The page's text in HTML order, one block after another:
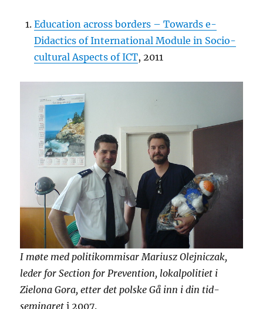
Education across borders – Towards e-
Didactics of International Module in Socio-
cultural Aspects of ICT, 2011
I møte med politikommisar Mariusz Olejniczak,
leder for Section for Prevention, lokalpolitiet i
Zielona Gora, etter det polske Gå inn i din tid-
seminaret i 2007.